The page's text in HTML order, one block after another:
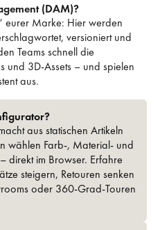
(DAM)?
eurer Marke: Hier werden
versioniert und
Teams schnell die
3D‑Assets – und spielen
aus.
aus statischen Artikeln
wählen Farb-, Material- und
direkt im Browser. Erfahre
steigern, Retouren senken
oder 360-Grad-Touren